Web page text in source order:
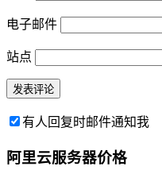
电子邮件
站点
有人回复时邮件通知我
阿里云服务器价格